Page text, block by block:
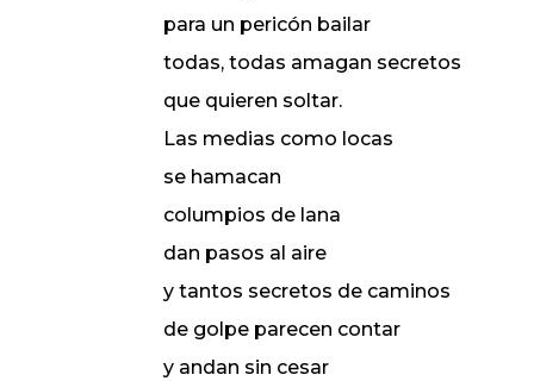
para un pericón bailar
todas, todas amagan secretos
que quieren soltar.
Las medias como locas
se hamacan
columpios de lana
dan pasos al aire
y tantos secretos de caminos
de golpe parecen contar
y andan sin cesar